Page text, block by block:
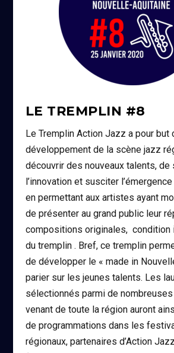
LE TREMPLIN #8
Le Tremplin Action Jazz a pour but
développement de la scène jazz
découvrir des nouveaux talents, de
l’innovation et susciter
en permettant aux artistes ayant
de présenter au grand public leur
compositions originales, condition
du tremplin . Bref, ce tremplin
de développer le « made in
parier sur les jeunes talents. Les
sélectionnés parmi de
venant de toute la région auront
de programmations dans les
régionaux, partenaires d’Action